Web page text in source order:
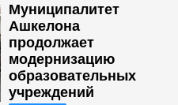
Муниципалитет
Ашкелона
продолжает
модернизацию
образовательных
учреждений